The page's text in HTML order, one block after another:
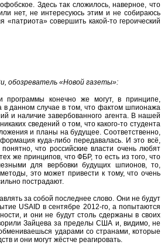
Здесь так сложилось, наверное, что
нет, не интересуюсь этим и не собираюсь
совершить какой-то героический
, обозреватель «Новой газеты»:
программы конечно же могут, в принципе,
в данном случае в том, что фактом шпионажа
и наличие завербованного агента. В нашей
сведений о том, что какого-то студента
и планы на будущее. Соответственно,
куда-либо передавалась. И это всё,
что российские власти очень любят
же принципов, что ФБР, то есть из того, что
для вербовки будущих шпионов, то,
это может привести к тому, что очень
пострадают.
за собой последнее слово. Они не будут
USAID в сентябре 2012-го, а попытаются
и они не будут столь сдержаны в своих
Зайцева за пределы США и, видимо, не
ударами со странами, которые
и они могут жёстче реагировать.